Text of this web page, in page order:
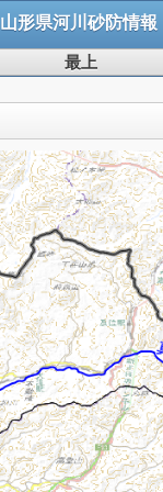
山形県河川砂防情報
最上